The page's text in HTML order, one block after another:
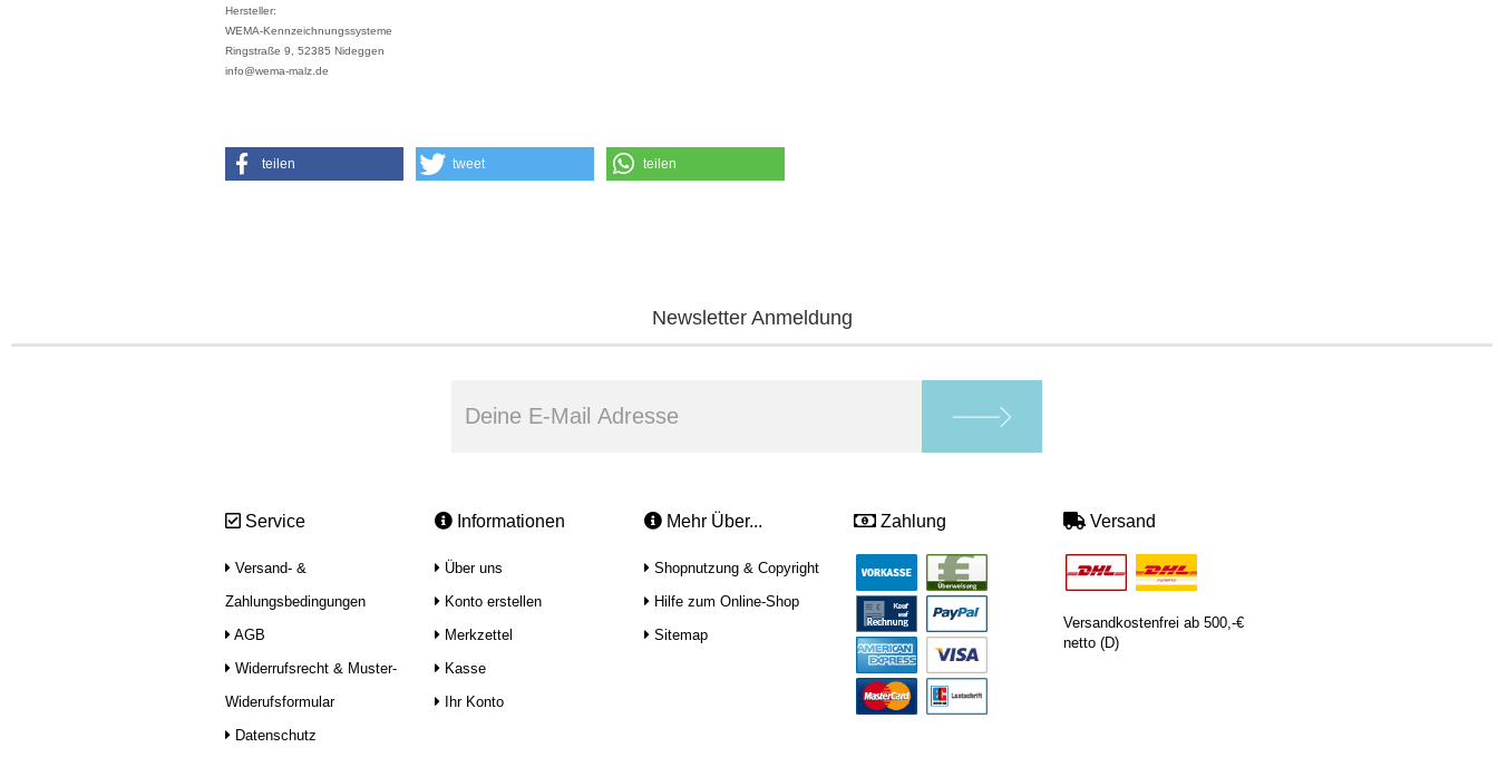
Hersteller:
WEMA-Kennzeichnungssysteme
Ringstraße 9, 52385 Nideggen
info@wema-malz.de
teilen tweet teilen
Newsletter Anmeldung
Service
Versand- &
Zahlungsbedingungen
AGB
Widerrufsrecht & Muster-
Widerufsformular
Datenschutz
Informationen
Über uns
Konto erstellen
Merkzettel
Kasse
Ihr Konto
Mehr Über...
Shopnutzung & Copyright
Hilfe zum Online-Shop
Sitemap
Zahlung Versand
Versandkostenfrei ab 500,-€
netto (D)